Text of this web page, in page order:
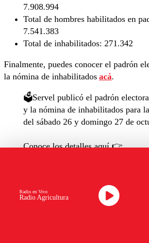
7.908.994
Total de hombres habilitados en
7.541.383
Total de inhabilitados: 271.342
Finalmente, puedes conocer el padrón
la nómina de inhabilitados acá.
🗳️Servel publicó el padrón
y la nómina de inhabilitados para
del sábado 26 y domingo 27 de
Conoce los detalles aquí 👉
— Servicio Electoral
30, 2024
Radio Agricultura
Radio en Vivo